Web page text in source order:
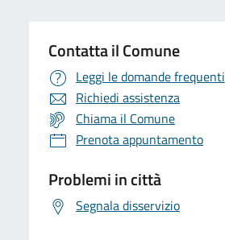
Contatta il Comune
Leggi le domande frequenti
Richiedi assistenza
Chiama il Comune
Prenota appuntamento
Problemi in città
Segnala disservizio